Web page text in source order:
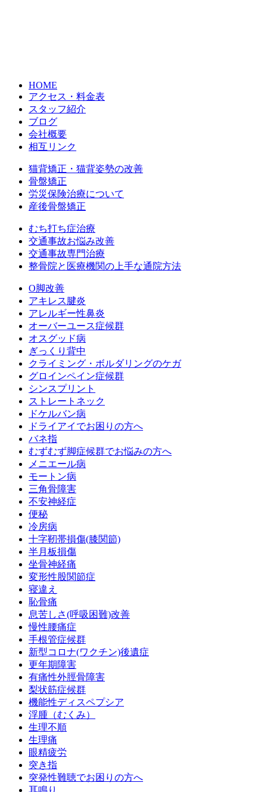
HOME
アクセス・料金表
スタッフ紹介
ブログ
会社概要
相互リンク
猫背矯正・猫背姿勢の改善
骨盤矯正
労災保険治療について
産後骨盤矯正
むち打ち症治療
交通事故お悩み改善
交通事故専門治療
整骨院と医療機関の上手な通院方法
O脚改善
アキレス腱炎
アレルギー性鼻炎
オーバーユース症候群
オスグッド病
ぎっくり背中
クライミング・ボルダリングのケガ
グロインペイン症候群
シンスプリント
ストレートネック
ドケルバン病
ドライアイでお困りの方へ
バネ指
むずむず脚症候群でお悩みの方へ
メニエール病
モートン病
三角骨障害
不安神経症
便秘
冷房病
十字靭帯損傷(膝関節)
半月板損傷
坐骨神経痛
変形性股関節症
寝違え
恥骨痛
息苦しさ(呼吸困難)改善
慢性腰痛症
手根管症候群
新型コロナ(ワクチン)後遺症
更年期障害
有痛性外脛骨障害
梨状筋症候群
機能性ディスペプシア
浮腫（むくみ）
生理不順
生理痛
眼精疲労
突き指
突発性難聴でお困りの方へ